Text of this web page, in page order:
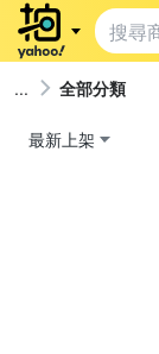
全部分類
最新上架